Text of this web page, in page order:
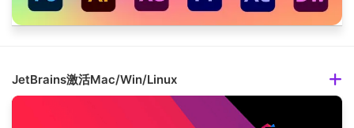
JetBrains激活Mac/Win/Linux